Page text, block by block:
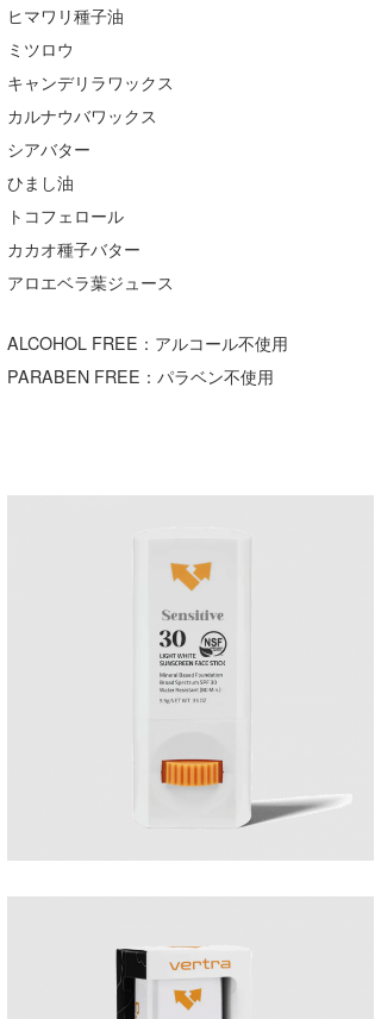
ヒマワリ種子油
ミツロウ
キャンデリラワックス
カルナウバワックス
シアバター
ひまし油
トコフェロール
カカオ種子バター
アロエベラ葉ジュース
ALCOHOL FREE：アルコール不使用
PARABEN FREE：パラベン不使用
予報士 hiro.
Mr.K
Romisea